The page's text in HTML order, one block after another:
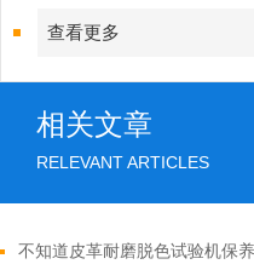
查看更多
相关文章
RELEVANT ARTICLES